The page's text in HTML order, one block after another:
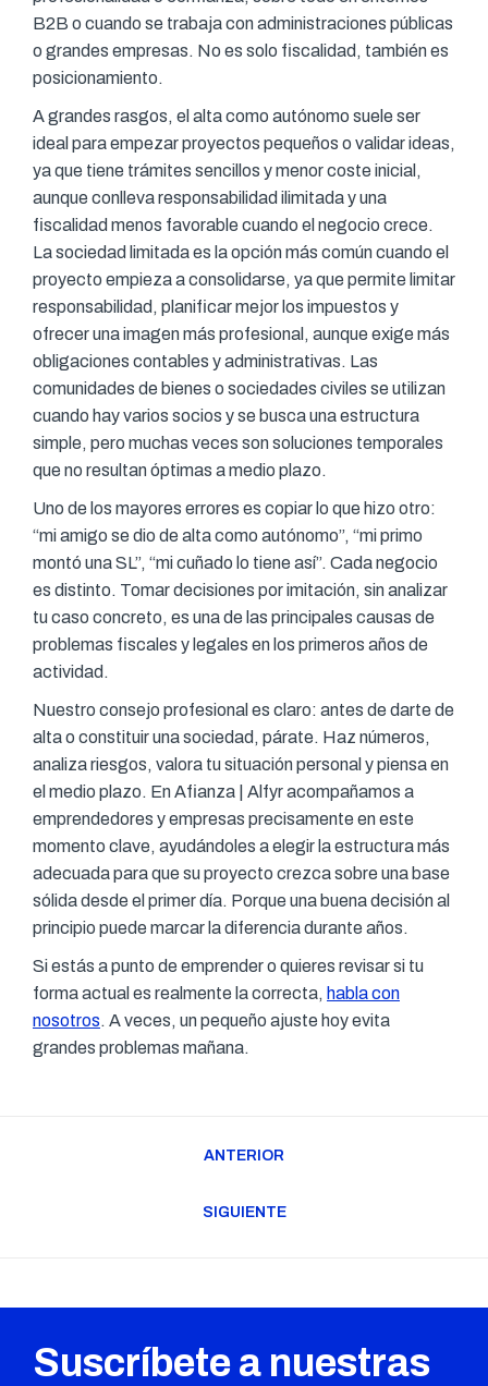
B2B o cuando se trabaja con administraciones públicas
o grandes empresas. No es solo fiscalidad, también es
posicionamiento.
A grandes rasgos, el alta como autónomo suele ser
ideal para empezar proyectos pequeños o validar ideas,
ya que tiene trámites sencillos y menor coste inicial,
aunque conlleva responsabilidad ilimitada y una
fiscalidad menos favorable cuando el negocio crece.
La sociedad limitada es la opción más común cuando el
proyecto empieza a consolidarse, ya que permite limitar
responsabilidad, planificar mejor los impuestos y
ofrecer una imagen más profesional, aunque exige más
obligaciones contables y administrativas. Las
comunidades de bienes o sociedades civiles se utilizan
cuando hay varios socios y se busca una estructura
simple, pero muchas veces son soluciones temporales
que no resultan óptimas a medio plazo.
Uno de los mayores errores es copiar lo que hizo otro:
“mi amigo se dio de alta como autónomo”, “mi primo
montó una SL”, “mi cuñado lo tiene así”. Cada negocio
es distinto. Tomar decisiones por imitación, sin analizar
tu caso concreto, es una de las principales causas de
problemas fiscales y legales en los primeros años de
actividad.
Nuestro consejo profesional es claro: antes de darte de
alta o constituir una sociedad, párate. Haz números,
analiza riesgos, valora tu situación personal y piensa en
el medio plazo. En Afianza | Alfyr acompañamos a
emprendedores y empresas precisamente en este
momento clave, ayudándoles a elegir la estructura más
adecuada para que su proyecto crezca sobre una base
sólida desde el primer día. Porque una buena decisión al
principio puede marcar la diferencia durante años.
Si estás a punto de emprender o quieres revisar si tu
forma actual es realmente la correcta, habla con
nosotros. A veces, un pequeño ajuste hoy evita
grandes problemas mañana.
ANTERIOR
SIGUIENTE
Suscríbete a nuestras